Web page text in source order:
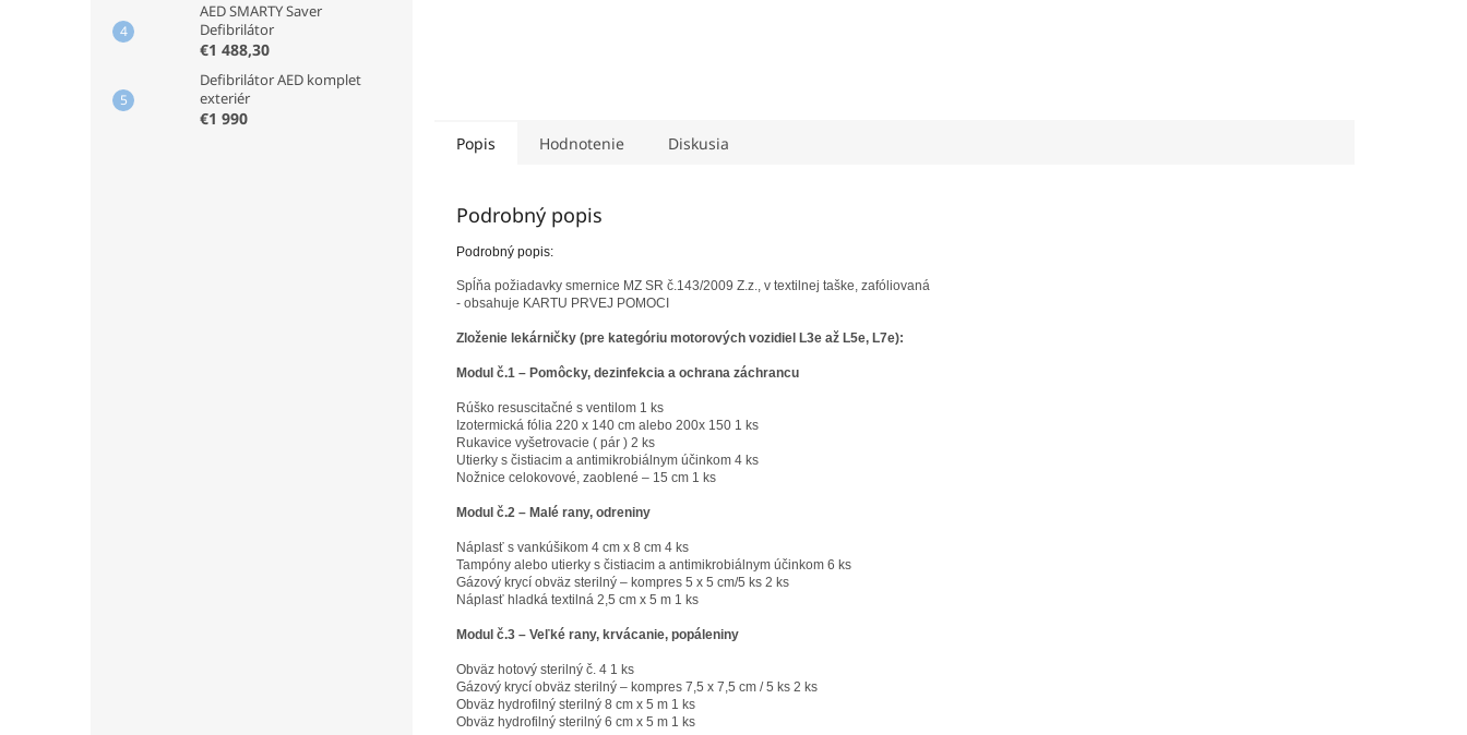
AED SMARTY Saver
Defibrilátor
€1 488,30
Defibrilátor AED komplet
exteriér
€1 990
Popis Hodnotenie Diskusia
Podrobný popis
Podrobný popis:
Spĺňa požiadavky smernice MZ SR č.143/2009 Z.z., v textilnej taške, zafóliovaná
- obsahuje KARTU PRVEJ POMOCI
Zloženie lekárničky (pre kategóriu motorových vozidiel L3e až L5e, L7e):
Modul č.1 – Pomôcky, dezinfekcia a ochrana záchrancu
Rúško resuscitačné s ventilom 1 ks
Izotermická fólia 220 x 140 cm alebo 200x 150 1 ks
Rukavice vyšetrovacie ( pár ) 2 ks
Utierky s čistiacim a antimikrobiálnym účinkom 4 ks
Nožnice celokovové, zaoblené – 15 cm 1 ks
Modul č.2 – Malé rany, odreniny
Náplasť s vankúšikom 4 cm x 8 cm 4 ks
Tampóny alebo utierky s čistiacim a antimikrobiálnym účinkom 6 ks
Gázový krycí obväz sterilný – kompres 5 x 5 cm/5 ks 2 ks
Náplasť hladká textilná 2,5 cm x 5 m 1 ks
Modul č.3 – Veľké rany, krvácanie, popáleniny
Obväz hotový sterilný č. 4 1 ks
Gázový krycí obväz sterilný – kompres 7,5 x 7,5 cm / 5 ks 2 ks
Obväz hydrofilný sterilný 8 cm x 5 m 1 ks
Obväz hydrofilný sterilný 6 cm x 5 m 1 ks